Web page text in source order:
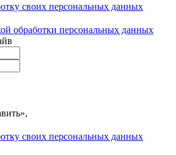
своих персональных данных
обработки персональных данных
своих персональных данных